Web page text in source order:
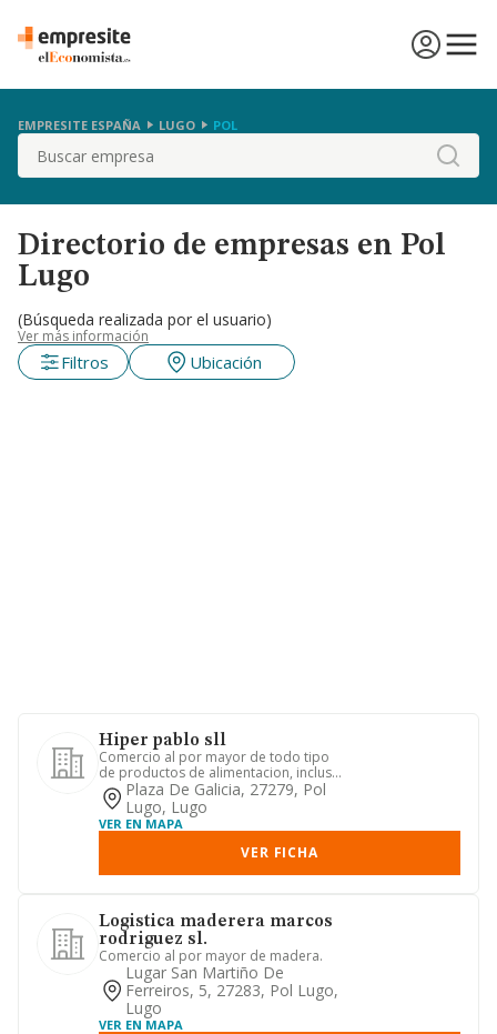
EMPRESITE ESPAÑA LUGO POL
Buscar
Directorio de empresas en Pol
Lugo
(Búsqueda realizada por el usuario)
Ver más información
Filtros Ubicación
Hiper pablo sll
Comercio al por mayor de todo tipo
de productos de alimentacion, incluso
bebidas y tabaco
Plaza De Galicia, 27279, Pol
Lugo, Lugo
VER EN MAPA
VER FICHA
Logistica maderera marcos
rodriguez sl.
Comercio al por mayor de madera.
Lugar San Martiño De
Ferreiros, 5, 27283, Pol Lugo,
Lugo
VER EN MAPA